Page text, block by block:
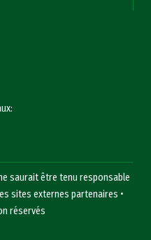
saurait être tenu responsable
sites externes partenaires •
réservés